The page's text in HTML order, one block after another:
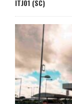
ITJ01 (SC)